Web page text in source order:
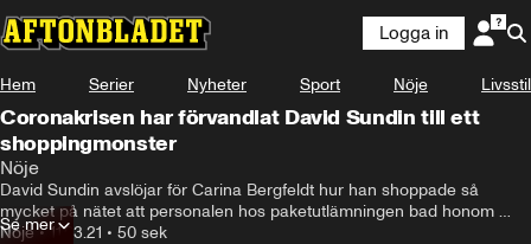
Logga in
Hem Serier Nyheter Sport Nöje Livsstil
Coronakrisen har förvandlat David Sundin till ett
shoppingmonster
Nöje
David Sundin avslöjar för Carina Bergfeldt hur han shoppade så
mycket på nätet att personalen hos paketutlämningen bad honom
lägga ifrån sig datorn.
Nöje•11.03.21 • 50 sek
Se mer